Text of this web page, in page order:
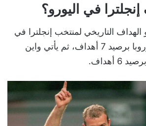
في اليورو؟
الهداف التاريخي لمنتخب إنجلترا في
بطولة كأس أمم أوروبا برصيد 7 أهداف، ثم يأتي واين
أهداف.